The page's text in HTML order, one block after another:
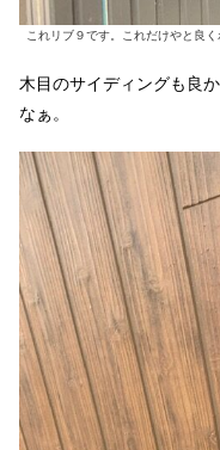
これリブ９です。これだけやと良く
木目のサイディングも良
なぁ。